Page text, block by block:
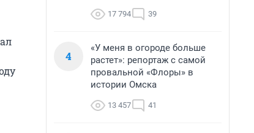
17 794 39
4
«У меня в огороде больше
растет»: репортаж с самой
провальной «Флоры» в
истории Омска
13 457 41